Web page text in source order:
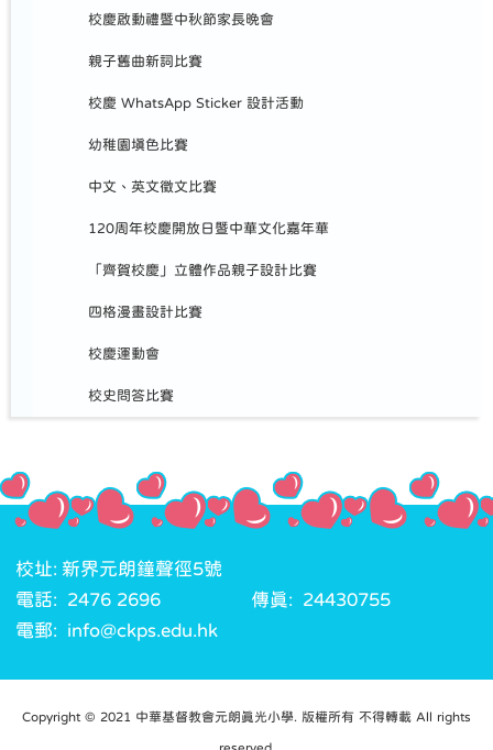
校慶啟動禮暨中秋節家長晚會
親子舊曲新詞比賽
校慶 WhatsApp Sticker 設計活動
幼稚園填色比賽
中文、英文徵文比賽
120周年校慶開放日暨中華文化嘉年華
「齊賀校慶」立體作品親子設計比賽
四格漫畫設計比賽
校慶運動會
校史問答比賽
校址: 新界元朗鐘聲徑5號
電話: 2476 2696
傳真: 24430755
電郵: info@ckps.edu.hk
Copyright © 2021 中華基督教會元朗真光小學. 版權所有 不得轉載 All rights